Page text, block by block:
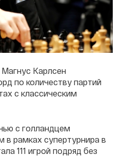
Карлсен
по количеству партий
с классическим
с голландцем
рамках супертурнира в
111 игрой подряд без